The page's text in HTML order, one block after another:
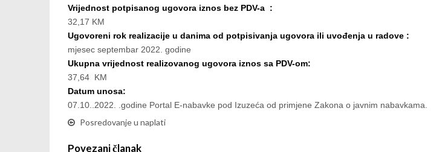
Vrijednost potpisanog ugovora iznos bez PDV-a :
32,17 KM
Ugovoreni rok realizacije u danima od potpisivanja ugovora ili uvođenja u radove :
mjesec septembar 2022. godine
Ukupna vrijednost realizovanog ugovora iznos sa PDV-om:
37,64 KM
Datum unosa:
07.10..2022. .godine Portal E-nabavke pod Izuzeća od primjene Zakona o javnim nabavkama.
Posredovanje u naplati
Povezani članak